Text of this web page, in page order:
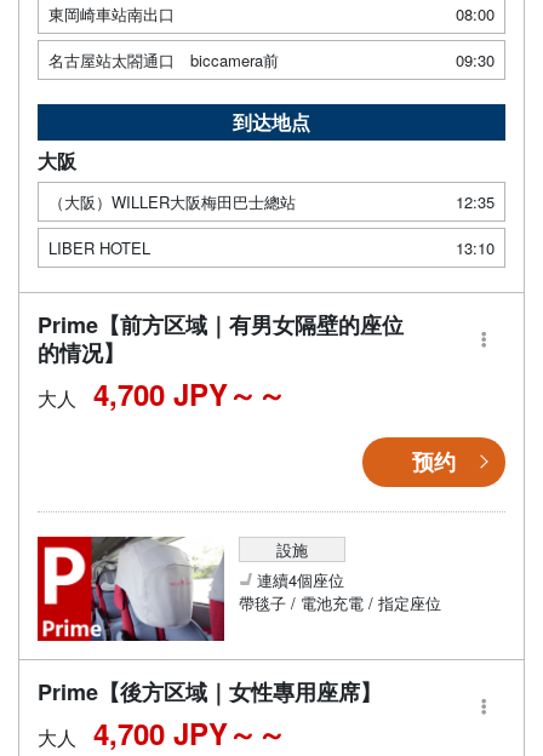
東岡崎車站南出口
08:00
名古屋站太閤通口 biccamera前
09:30
到达地点
大阪
（大阪）WILLER大阪梅田巴士總站
12:35
LIBER HOTEL
13:10
Prime【前方区域｜有男女隔壁的座位
的情况】
大人 4,700 JPY～
预约
設施
連續4個座位
帶毯子 / 電池充電 / 指定座位
Prime【後方区域｜女性專用座席】
大人 4,700 JPY～